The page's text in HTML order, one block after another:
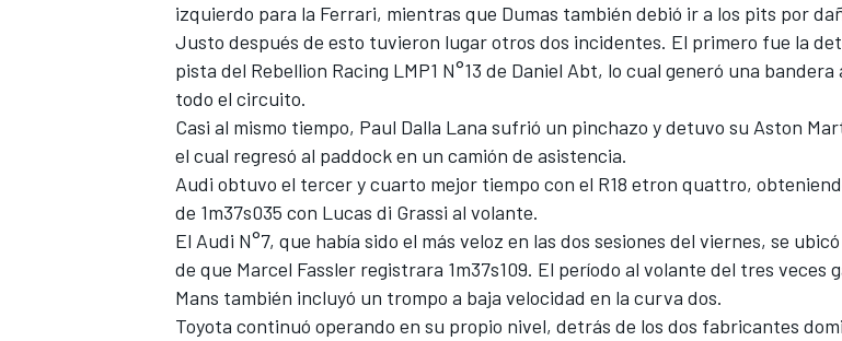
izquierdo para la Ferrari, mientras que Dumas también debió ir a los pits por
Justo después de esto tuvieron lugar otros dos incidentes. El primero fue la
pista del Rebellion Racing LMP1 N°13 de Daniel Abt, lo cual generó una bandera
todo el circuito.
Casi al mismo tiempo, Paul Dalla Lana sufrió un pinchazo y detuvo su Aston
el cual regresó al paddock en un camión de asistencia.
Audi obtuvo el tercer y cuarto mejor tiempo con el R18 etron quattro,
de 1m37s035 con Lucas di Grassi al volante.
El Audi N°7, que había sido el más veloz en las dos sesiones del viernes, se
de que Marcel Fassler registrara 1m37s109. El período al volante del tres veces
Mans también incluyó un trompo a baja velocidad en la curva dos.
Toyota continuó operando en su propio nivel, detrás de los dos fabricantes